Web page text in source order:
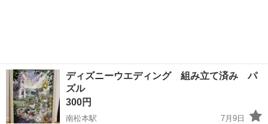
ディズニーウエディング 組み立て済み パ
ズル
300円
南松本駅
7月9日